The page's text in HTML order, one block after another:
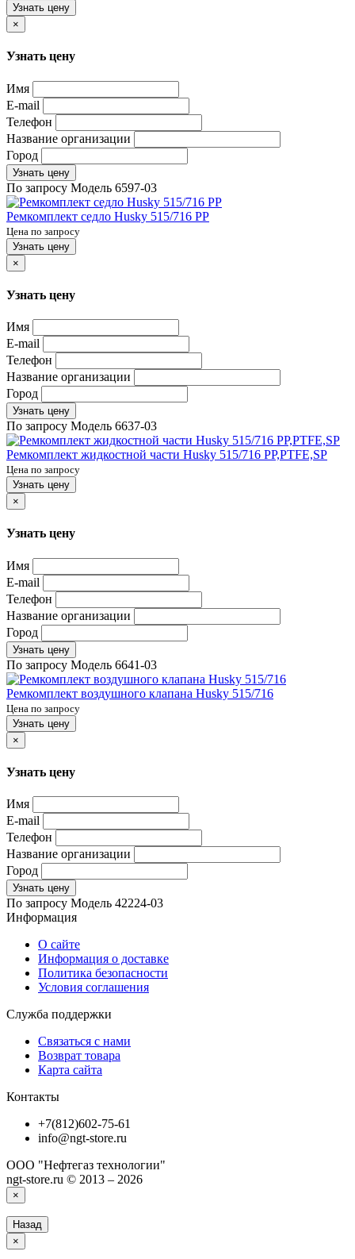
Узнать цену
×
Узнать цену
Имя
E-mail
Телефон
Название организации
Город
Узнать цену
По запросу Модель 6597-03
Ремкомплект седло Husky 515/716 PP
Цена по запросу
Узнать цену
×
Узнать цену
Имя
E-mail
Телефон
Название организации
Город
Узнать цену
По запросу Модель 6637-03
Ремкомплект жидкостной части Husky 515/716 PP,PTFE,SP
Цена по запросу
Узнать цену
×
Узнать цену
Имя
E-mail
Телефон
Название организации
Город
Узнать цену
По запросу Модель 6641-03
Ремкомплект воздушного клапана Husky 515/716
Цена по запросу
Узнать цену
×
Узнать цену
Имя
E-mail
Телефон
Название организации
Город
Узнать цену
По запросу Модель 42224-03
Информация
О сайте
Информация о доставке
Политика безопасности
Условия соглашения
Служба поддержки
Связаться с нами
Возврат товара
Карта сайта
Контакты
+7(812)602-75-61
info@ngt-store.ru
ООО "Нефтегаз технологии"
ngt-store.ru © 2013 – 2026
×
Назад
×